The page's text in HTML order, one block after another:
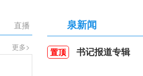
直播
更多>
泉新闻
置顶 书记报道专辑